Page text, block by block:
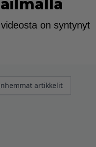
on syntynyt
artikkelit